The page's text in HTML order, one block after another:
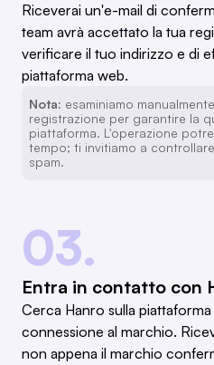
Riceverai un'e-mail di
team avrà accettato la tua
verificare il tuo indirizzo e di
piattaforma web.
Nota: esaminiamo
registrazione per garantire la
piattaforma. L'operazione
tempo; ti invitiamo a
spam.
03.
Entra in contatto con
Cerca Hanro sulla
connessione al marchio.
non appena il marchio